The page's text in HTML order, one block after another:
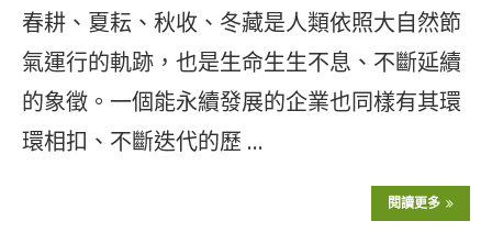
春耕、夏耘、秋收、冬藏是人類依照大自然節
氣運行的軌跡，也是生命生生不息、不斷延續
的象徵。一個能永續發展的企業也同樣有其環
環相扣、不斷迭代的歷 …
閱讀更多